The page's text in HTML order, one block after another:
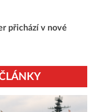
přichází v nové